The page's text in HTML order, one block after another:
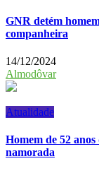
GNR detém
companheira
14/12/2024
Almodôvar
Atualidade
Homem de 52
namorada